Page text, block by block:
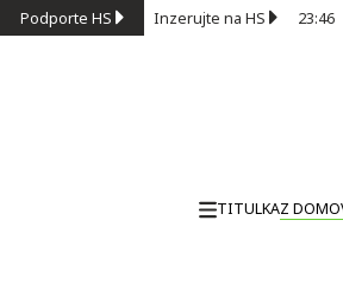
Podporte HS Inzerujte na HS 23:46
TITULKAZ